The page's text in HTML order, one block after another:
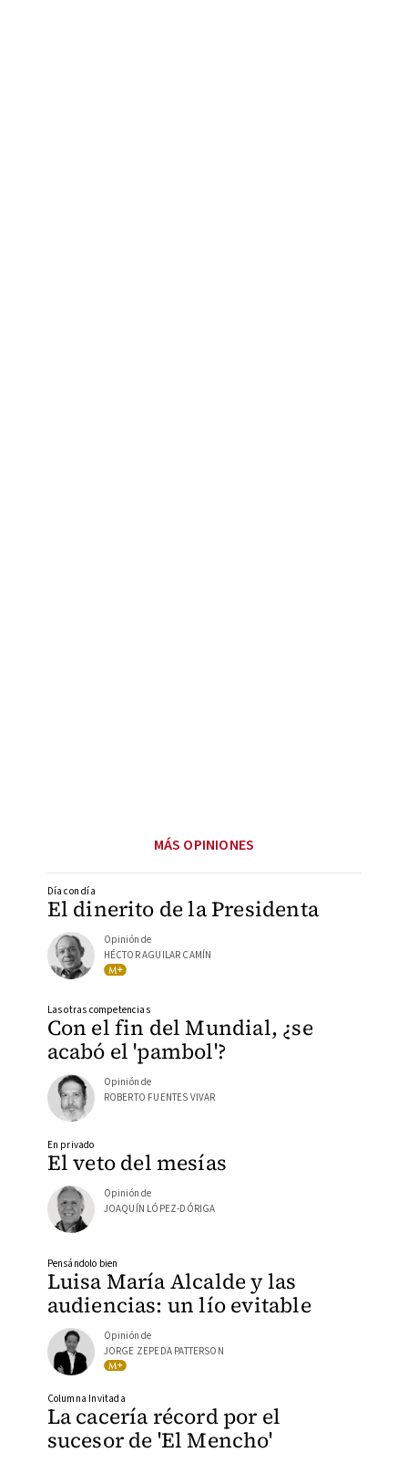
MÁS OPINIONES
El dinerito de la Presidenta
Día con día
Opinión de
HÉCTOR AGUILAR CAMÍN
Con el fin del Mundial, ¿se
acabó el 'pambol'?
Las otras competencias
Opinión de
ROBERTO FUENTES VIVAR
El veto del mesías
En privado
Opinión de
JOAQUÍN LÓPEZ-DÓRIGA
Luisa María Alcalde y las
audiencias: un lío evitable
Pensándolo bien
Opinión de
JORGE ZEPEDA PATTERSON
La cacería récord por el
sucesor de 'El Mencho'
Columna Invitada